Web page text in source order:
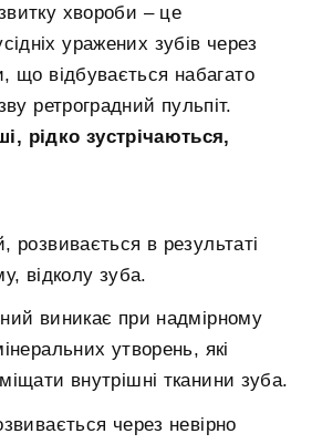
хвороби – це
уражених зубів через
що відбувається набагато
ретроградний пульпіт.
рідко зустрічаються,
розвивається в результаті
відколу зуба.
виникає при надмірному
утворень, які
внутрішні тканини зуба.
через невірно